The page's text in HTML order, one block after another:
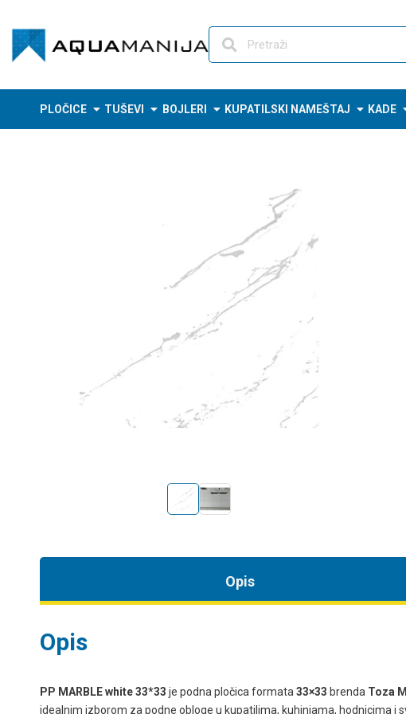
content
PLOČICE TUŠEVI BOJLERI KUPATILSKI NAMEŠTAJ KADE
Opis
Opis
PP MARBLE white 33*33 je podna pločica formata 33×33 brenda Toza
idealnim izborom za podne obloge u kupatilima, kuhinjama, hodnicima i